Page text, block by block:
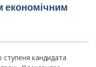
економічним
ступеня кандидата